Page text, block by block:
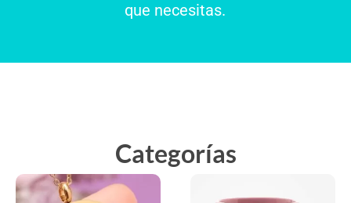
que necesitas.
Categorías